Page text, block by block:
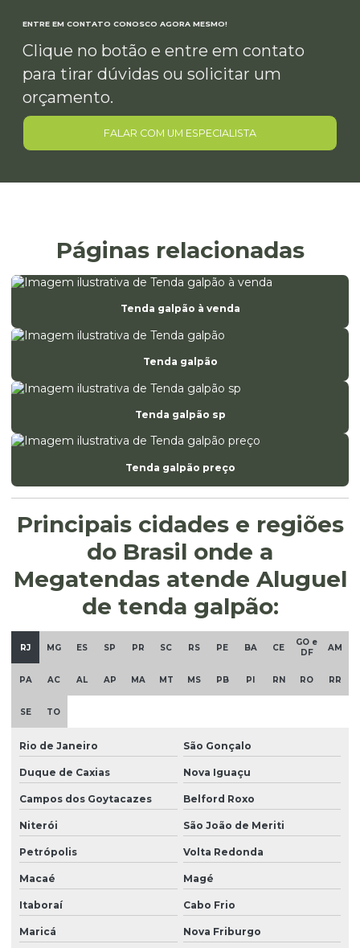
ENTRE EM CONTATO CONOSCO AGORA MESMO!
Clique no botão e entre em contato
para tirar dúvidas ou solicitar um
orçamento.
FALAR COM UM ESPECIALISTA
Páginas relacionadas
Tenda galpão à venda
Tenda galpão
Tenda galpão sp
Tenda galpão preço
Principais cidades e regiões
do Brasil onde a
Megatendas atende Aluguel
de tenda galpão:
RJ MG ES SP PR SC RS PE BA CE
GO e
DF
AM
PA AC AL AP MA MT MS PB PI RN RO RR
SE TO
Rio de Janeiro São Gonçalo
Duque de Caxias Nova Iguaçu
Campos dos Goytacazes Belford Roxo
Niterói São João de Meriti
Petrópolis Volta Redonda
Macaé Magé
Itaboraí Cabo Frio
Maricá Nova Friburgo